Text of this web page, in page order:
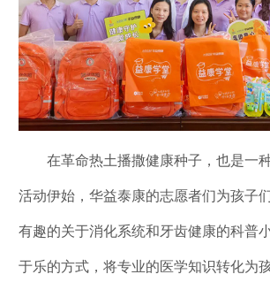
在革命热土播撒健康种子，也是一
活动伊始，华益泰康的志愿者们为孩子
有趣的关于消化系统和牙齿健康的科普
于乐的方式，将专业的医学知识转化为